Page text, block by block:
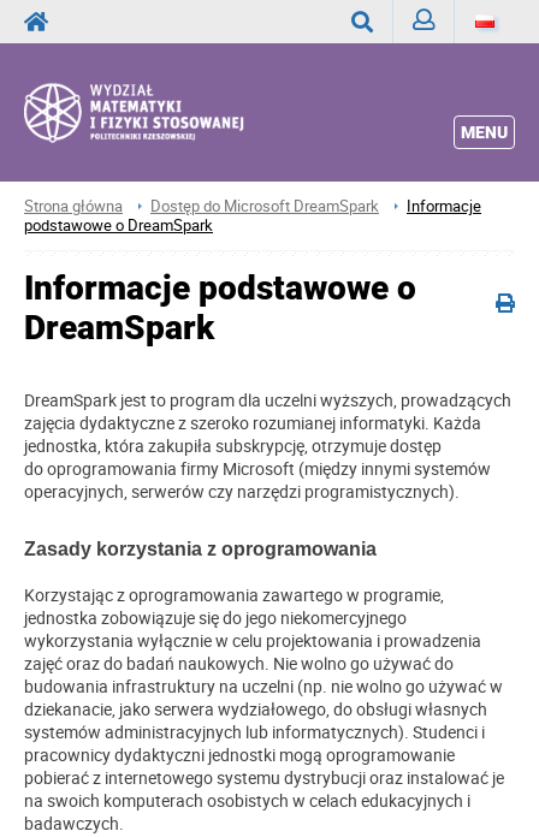
MENU
Strona główna Dostęp do Microsoft DreamSpark
Informacje
podstawowe o DreamSpark
Informacje podstawowe o
DreamSpark
DreamSpark jest to program dla uczelni wyższych, prowadzących
zajęcia dydaktyczne z szeroko rozumianej informatyki. Każda
jednostka, która zakupiła subskrypcję, otrzymuje dostęp
dooprogramowania firmy Microsoft (między innymi systemów
operacyjnych, serwerów czy narzędzi programistycznych).
Zasady korzystania z oprogramowania
Korzystając z oprogramowania zawartego w programie,
jednostka zobowiązuje się do jego niekomercyjnego
wykorzystania wyłącznie w celu projektowania i prowadzenia
zajęć oraz do badań naukowych. Nie wolno go używać do
budowania infrastruktury na uczelni (np. nie wolno go używać w
dziekanacie, jako serwera wydziałowego, do obsługi własnych
systemów administracyjnych lub informatycznych). Studenci i
pracownicy dydaktyczni jednostki mogą oprogramowanie
pobierać z internetowego systemu dystrybucjioraz instalować je
na swoich komputerach osobistych w celach edukacyjnych i
badawczych.